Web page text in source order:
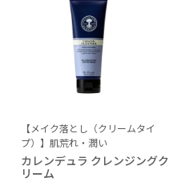
【メイク落とし（クリームタイ
プ）】肌荒れ・潤い
カレンデュラ クレンジングク
リーム